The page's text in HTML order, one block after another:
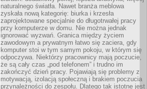
naturalnego światła. Nawet branża meblowa
zyskała nową kategorię: biurka i krzesła
zaprojektowane specjalnie do długotrwałej pracy
przy komputerze w domu. Nie można jednak
ignorować wyzwań. Granica między życiem
zawodowym a prywatnym łatwo się zaciera, gdy
komputer stoi w tym samym pokoju, w którym się
odpoczywa. Niektórzy pracownicy mają poczucie,
że są cały czas „pod telefonem” i trudno im
zakończyć dzień pracy. Pojawiają się problemy z
motywacją, izolacją społeczną i brakiem poczucia
przynależności do zespołu. Dlatego tak istotne jest